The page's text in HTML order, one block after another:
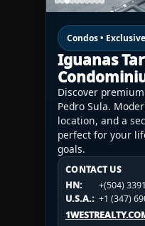
Condos •
Iguanas
Discover
Pedro Sula.
location, and a
perfect for your
goals.
CONTACT US
HN:
+(504)
U.S.A.: +1 (347)
CONTACT US
HN:
+(504)
U.S.A.:
+1 (984)
CONTACT US
HN:
+(504)
U.S.A.: +1 (984)